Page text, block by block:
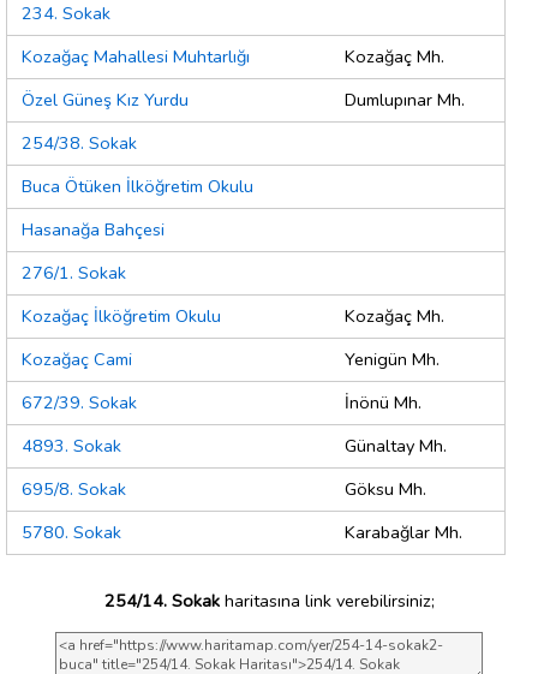
234. Sokak
Kozağaç Mahallesi Muhtarlığı
Kozağaç Mh.
Özel Güneş Kız Yurdu
Dumlupınar Mh.
254/38. Sokak
Buca Ötüken İlköğretim Okulu
Hasanağa Bahçesi
276/1. Sokak
Kozağaç İlköğretim Okulu
Kozağaç Mh.
Kozağaç Cami
Yenigün Mh.
672/39. Sokak
İnönü Mh.
4893. Sokak
Günaltay Mh.
695/8. Sokak
Göksu Mh.
5780. Sokak
Karabağlar Mh.
254/14. Sokakharitasına link verebilirsiniz;